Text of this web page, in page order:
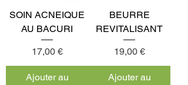
SOIN ACNEIQUE
AU BACURI
Prix
17,00 €
Ajouter au
BEURRE
REVITALISANT
Prix
19,00 €
Ajouter au